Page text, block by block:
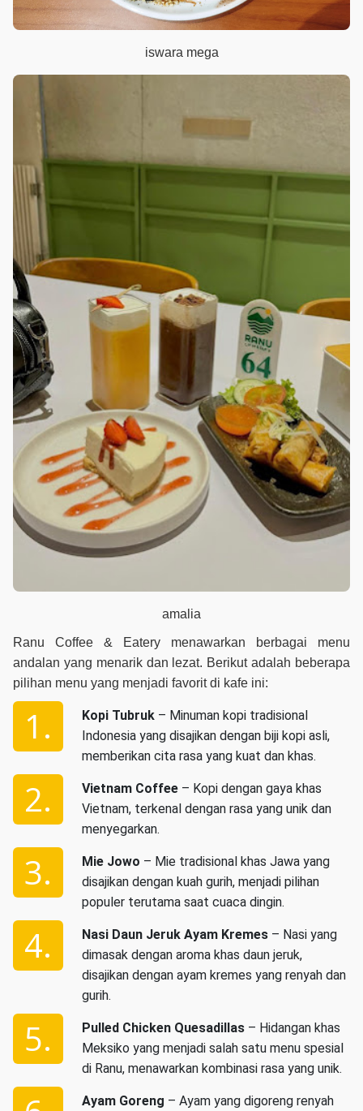
iswara mega
amalia
Ranu Coffee & Eatery menawarkan berbagai menu
andalan yang menarik dan lezat. Berikut adalah beberapa
pilihan menu yang menjadi favorit di kafe ini:
Kopi Tubruk – Minuman kopi tradisional
Indonesia yang disajikan dengan biji kopi asli,
memberikan cita rasa yang kuat dan khas.
Vietnam Coffee – Kopi dengan gaya khas
Vietnam, terkenal dengan rasa yang unik dan
menyegarkan.
Mie Jowo – Mie tradisional khas Jawa yang
disajikan dengan kuah gurih, menjadi pilihan
populer terutama saat cuaca dingin.
Nasi Daun Jeruk Ayam Kremes – Nasi yang
dimasak dengan aroma khas daun jeruk,
disajikan dengan ayam kremes yang renyah dan
gurih.
Pulled Chicken Quesadillas – Hidangan khas
Meksiko yang menjadi salah satu menu spesial
di Ranu, menawarkan kombinasi rasa yang unik.
Ayam Goreng – Ayam yang digoreng renyah